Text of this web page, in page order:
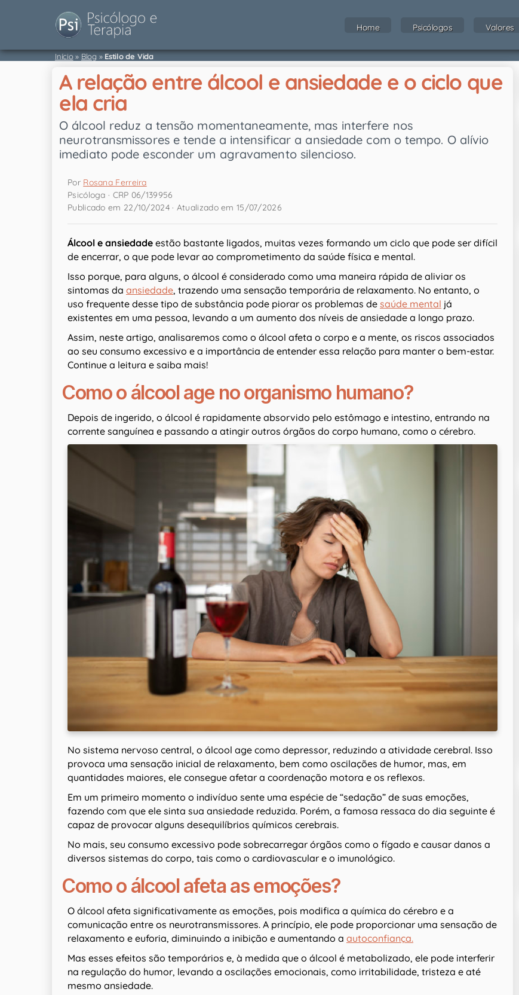
Home Psicólogos Valores
Início» Blog» Estilo de Vida
A relação entre álcool e ansiedade e o ciclo que
ela cria
O álcool reduz a tensão momentaneamente, mas interfere nos
neurotransmissores e tende a intensificar a ansiedade com o tempo. O alívio
imediato pode esconder um agravamento silencioso.
Por Rosana Ferreira
Psicóloga · CRP 06/139956
Publicado em 22/10/2024 · Atualizado em 15/07/2026
Álcool e ansiedade estão bastante ligados, muitas vezes formando um ciclo que pode ser difícil
de encerrar, o que pode levar ao comprometimento da saúde física e mental.
Isso porque, para alguns, o álcool é considerado como uma maneira rápida de aliviar os
sintomas da ansiedade, trazendo uma sensação temporária de relaxamento. No entanto, o
uso frequente desse tipo de substância pode piorar os problemas de saúde mental já
existentes em uma pessoa, levando a um aumento dos níveis de ansiedade a longo prazo.
Assim, neste artigo, analisaremos como o álcool afeta o corpo e a mente, os riscos associados
ao seu consumo excessivo e a importância de entender essa relação para manter o bem-estar.
Continue a leitura e saiba mais!
Como o álcool age no organismo humano?
Depois de ingerido, o álcool é rapidamente absorvido pelo estômago e intestino, entrando na
corrente sanguínea e passando a atingir outros órgãos do corpo humano, como o cérebro.
No sistema nervoso central, o álcool age como depressor, reduzindo a atividade cerebral. Isso
provoca uma sensação inicial de relaxamento, bem como oscilações de humor, mas, em
quantidades maiores, ele consegue afetar a coordenação motora e os reflexos.
Em um primeiro momento o indivíduo sente uma espécie de “sedação” de suas emoções,
fazendo com que ele sinta sua ansiedade reduzida. Porém, a famosa ressaca do dia seguinte é
capaz de provocar alguns desequilíbrios químicos cerebrais.
No mais, seu consumo excessivo pode sobrecarregar órgãos como o fígado e causar danos a
diversos sistemas do corpo, tais como o cardiovascular e o imunológico.
Como o álcool afeta as emoções?
O álcool afeta significativamente as emoções, pois modifica a química do cérebro e a
comunicação entre os neurotransmissores. A princípio, ele pode proporcionar uma sensação de
relaxamento e euforia, diminuindo a inibição e aumentando a autoconfiança.
Mas esses efeitos são temporários e, à medida que o álcool é metabolizado, ele pode interferir
na regulação do humor, levando a oscilações emocionais, como irritabilidade, tristeza e até
mesmo ansiedade.